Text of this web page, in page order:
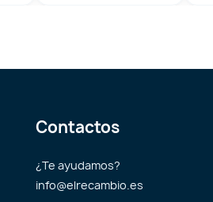
Contactos
¿Te ayudamos?
info@elrecambio.es